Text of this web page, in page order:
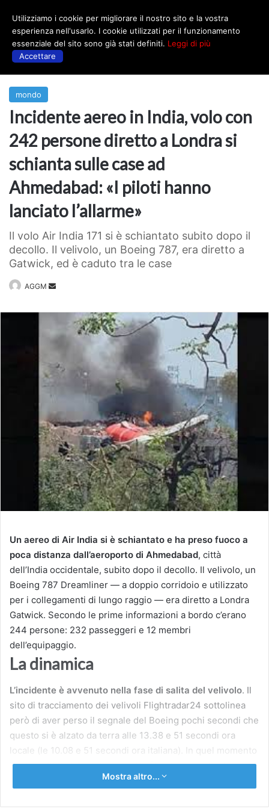
mondo
Incidente aereo in India, volo con
242 persone diretto a Londra si
schianta sulle case ad
Ahmedabad: «I piloti hanno
lanciato l’allarme»
Il volo Air India 171 si è schiantato subito dopo il
decollo. Il velivolo, un Boeing 787, era diretto a
Gatwick, ed è caduto tra le case
AGGM
Invia
Un aereo di Air India si è schiantato e ha preso fuoco a
poca distanza dall’aeroporto di Ahmedabad, città
dell’India occidentale, subito dopo il decollo. Il velivolo, un
Boeing 787 Dreamliner — a doppio corridoio e utilizzato
per i collegamenti di lungo raggio — era diretto a Londra
Gatwick. Secondo le prime informazioni a bordo c’erano
244 persone: 232 passeggeri e 12 membri
dell’equipaggio.
La dinamica
L’incidente è avvenuto nella fase di salita del velivolo. Il
sito di tracciamento dei velivoli Flightradar24 sottolinea
però di aver perso il segnale del Boeing pochi secondi che
questo si è alzato da terra alle 13.38 e 51 secondi ora
locale (le 10.08 e 51 secondi ora italiana). In quel momento
il jet era 322 chilometri orari. Un filmato, in particolare,
mostrerebbe il Boeing fare fatica a sollevarsi
Mostra altro...
Utilizziamo i cookie per migliorare il nostro sito e la vostra
esperienza nell'usarlo. I cookie utilizzati per il funzionamento
essenziale del sito sono già stati definiti. Leggi di più
Accettare